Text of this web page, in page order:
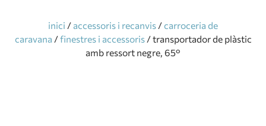
inici / accessoris i recanvis /carroceria de
caravana /finestres i accessoris/ transportador de plàstic
amb ressort negre, 65°